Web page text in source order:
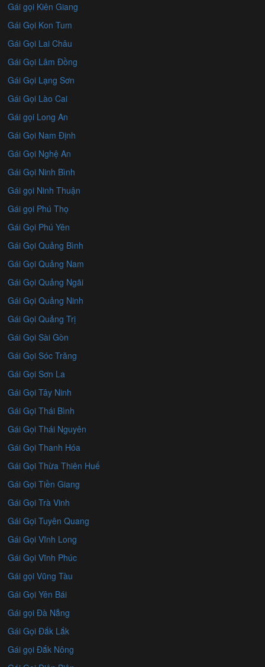
Gái gọi Kiên Giang
Gái Gọi Kon Tum
Gái Gọi Lai Châu
Gái Gọi Lâm Đồng
Gái Gọi Lạng Sơn
Gái Gọi Lào Cai
Gái gọi Long An
Gái Gọi Nam Định
Gái Gọi Nghệ An
Gái Gọi Ninh Bình
Gái gọi Ninh Thuận
Gái gọi Phú Thọ
Gái Gọi Phú Yên
Gái Gọi Quảng Bình
Gái Gọi Quảng Nam
Gái Gọi Quảng Ngãi
Gái Gọi Quảng Ninh
Gái Gọi Quảng Trị
Gái Gọi Sài Gòn
Gái Gọi Sóc Trăng
Gái Gọi Sơn La
Gái Gọi Tây Ninh
Gái Gọi Thái Bình
Gái Gọi Thái Nguyên
Gái Gọi Thanh Hóa
Gái Gọi Thừa Thiên Huế
Gái Gọi Tiền Giang
Gái Gọi Trà Vinh
Gái Gọi Tuyên Quang
Gái Gọi Vĩnh Long
Gái Gọi Vĩnh Phúc
Gái gọi Vũng Tàu
Gái Gọi Yên Bái
Gái gọi Đà Nẵng
Gái Gọi Đắk Lắk
Gái gọi Đắk Nông